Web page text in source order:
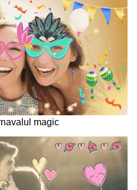
magic